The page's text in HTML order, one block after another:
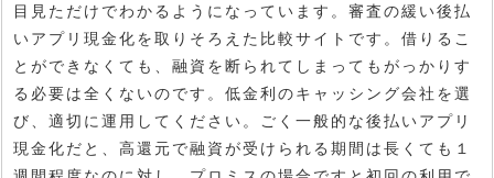
目見ただけでわかるようになっています。審査の緩い後払
いアプリ現金化を取りそろえた比較サイトです。借りるこ
とができなくても、融資を断られてしまってもがっかりす
る必要は全くないのです。低金利のキャッシング会社を選
び、適切に運用してください。ごく一般的な後払いアプリ
現金化だと、高還元で融資が受けられる期間は長くても１